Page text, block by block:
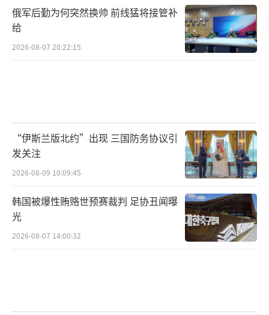
俄军后勤为何突然换帅 前线猛将接管补
给
2026-08-07 20:22:15
“伊斯兰版北约”出现 三国防务协议引
发关注
2026-08-09 10:09:45
韩国被爆性贿赂世预赛裁判 足协丑闻曝
光
2026-08-07 14:00:32